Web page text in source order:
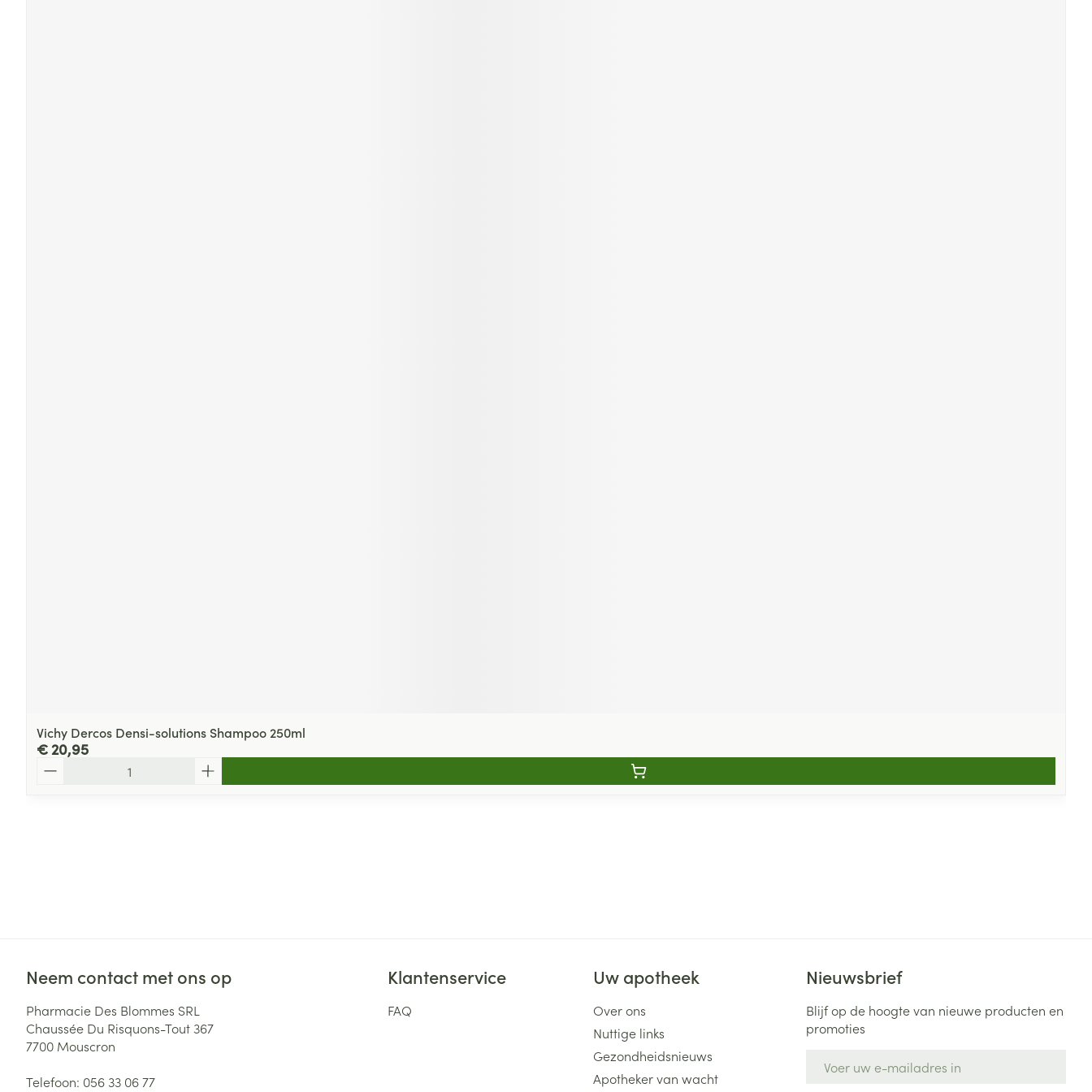
Vichy Dercos Densi-solutions Shampoo 250ml
€ 20,95
Neem contact met ons op
Pharmacie Des Blommes SRL
Chaussée Du Risquons-Tout 367
7700 Mouscron
Telefoon: 056 33 06 77
Klantenservice
FAQ
Uw apotheek
Over ons
Nuttige links
Gezondheidsnieuws
Apotheker van wacht
Nieuwsbrief
Blijf op de hoogte van nieuwe producten en
promoties